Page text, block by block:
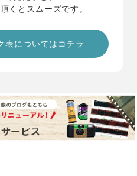
くとスムーズです。
表についてはコチラ